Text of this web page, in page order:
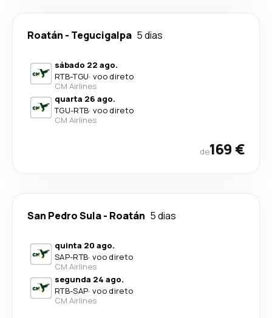
Roatán - Tegucigalpa 5 dias
sábado 22 ago.
RTB-TGU· voo direto
CM Airlines
quarta 26 ago.
TGU-RTB· voo direto
CM Airlines
de169 €
San Pedro Sula- Roatán 5 dias
quinta 20 ago.
SAP-RTB· voo direto
CM Airlines
segunda 24 ago.
RTB-SAP· voo direto
CM Airlines